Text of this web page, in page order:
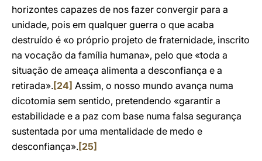
horizontes capazes de nos fazer convergir para a
unidade, pois em qualquer guerra o que acaba
destruído é «o próprio projeto de fraternidade, inscrito
na vocação da família humana», pelo que «toda a
situação de ameaça alimenta a desconfiança e a
retirada».[24] Assim, o nosso mundo avança numa
dicotomia sem sentido, pretendendo «garantir a
estabilidade e a paz com base numa falsa segurança
sustentada por uma mentalidade de medo e
desconfiança».[25]